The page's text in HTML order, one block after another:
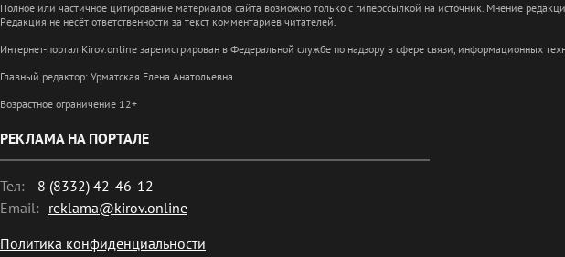
Полное или частичное цитирование материалов сайта возможно только с гиперссылкой на источник. Мнение
Редакция не несёт ответственности за текст комментариев читателей.
Интернет-портал Kirov.online зарегистрирован в Федеральной службе по надзору в сфере связи,
Главный редактор: Урматская Елена Анатольевна
Возрастное ограничение 12+
РЕКЛАМА НА ПОРТАЛЕ
Тел:
8 (8332) 42-46-12
Email: reklama@kirov.online
Политика конфиденциальности